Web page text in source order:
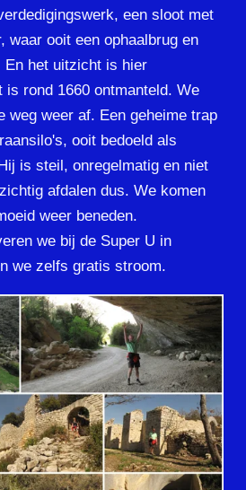
een sloot met
waar ooit een ophaalbrug en
En het uitzicht is hier
is rond 1660 ontmanteld. We
weg weer af. Een geheime trap
ooit bedoeld als
is steil, onregelmatig en niet
afdalen dus. We komen
weer beneden.
we bij de Super U in
we zelfs gratis stroom.